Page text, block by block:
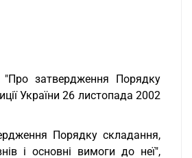
"Про затвердження Порядку
України 26 листопада 2002
Порядку складання,
і основні вимоги до неї",